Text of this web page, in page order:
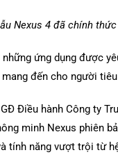
Nexus 4 đã chính
ứng dụng được
mang đến cho người
Điều hành Công ty
minh Nexus phiên
tính năng vượt trội từ